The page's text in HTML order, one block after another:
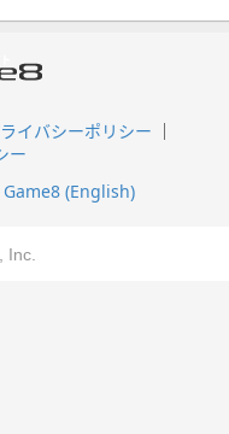
イバシーポリシー
ー
Game8 (English)
Inc.